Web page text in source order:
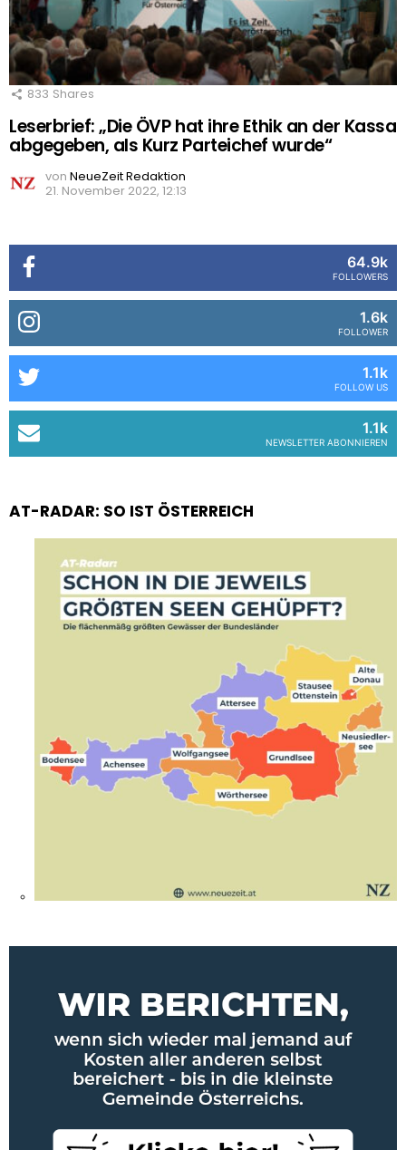
833 Shares
Leserbrief: „Die ÖVP hat ihre Ethik an der Kassa
abgegeben, als Kurz Parteichef wurde“
von NeueZeit Redaktion
21. November 2022, 12:13
64.9k
FOLLOWERS
1.6k
FOLLOWER
1.1k
FOLLOW US
1.1k
NEWSLETTER ABONNIEREN
AT-RADAR: SO IST ÖSTERREICH